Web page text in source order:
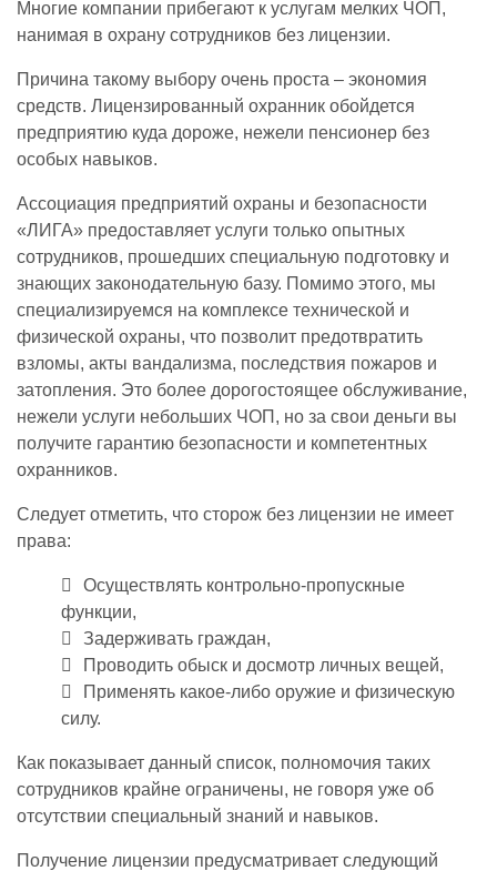
Многие компании прибегают к услугам мелких ЧОП,
нанимая в охрану сотрудников без лицензии.
Причина такому выбору очень проста – экономия
средств. Лицензированный охранник обойдется
предприятию куда дороже, нежели пенсионер без
особых навыков.
Ассоциация предприятий охраны и безопасности
«ЛИГА» предоставляет услуги только опытных
сотрудников, прошедших специальную подготовку и
знающих законодательную базу. Помимо этого, мы
специализируемся на комплексе технической и
физической охраны, что позволит предотвратить
взломы, акты вандализма, последствия пожаров и
затопления. Это более дорогостоящее обслуживание,
нежели услуги небольших ЧОП, но за свои деньги вы
получите гарантию безопасности и компетентных
охранников.
Следует отметить, что сторож без лицензии не имеет
права:
Осуществлять контрольно-пропускные
функции,
Задерживать граждан,
Проводить обыск и досмотр личных вещей,
Применять какое-либо оружие и физическую
силу.
Как показывает данный список, полномочия таких
сотрудников крайне ограничены, не говоря уже об
отсутствии специальный знаний и навыков.
Получение лицензии предусматривает следующий